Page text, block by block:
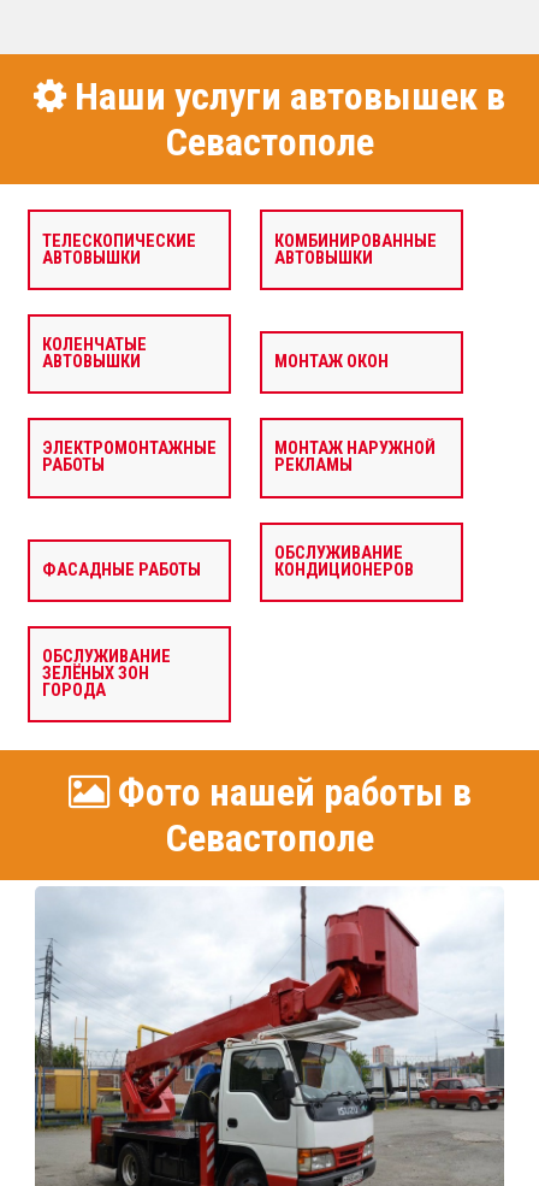
Наши услуги автовышек в
Севастополе
ТЕЛЕСКОПИЧЕСКИЕ
АВТОВЫШКИ
КОМБИНИРОВАННЫЕ
АВТОВЫШКИ
КОЛЕНЧАТЫЕ
АВТОВЫШКИ
МОНТАЖ ОКОН
ЭЛЕКТРОМОНТАЖНЫЕ
РАБОТЫ
МОНТАЖ НАРУЖНОЙ
РЕКЛАМЫ
ФАСАДНЫЕ РАБОТЫ
ОБСЛУЖИВАНИЕ
КОНДИЦИОНЕРОВ
ОБСЛУЖИВАНИЕ
ЗЕЛЁНЫХ ЗОН
ГОРОДА
Фото нашей работы в
Севастополе